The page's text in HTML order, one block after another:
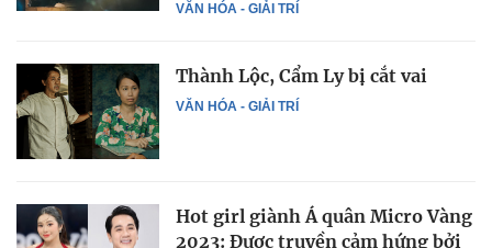
VĂN HÓA - GIẢI TRÍ
VĂN HÓA - GIẢI TRÍ
Thành Lộc, Cẩm Ly bị cắt vai
Hot girl giành Á quân Micro Vàng
2023: Được truyền cảm hứng bởi